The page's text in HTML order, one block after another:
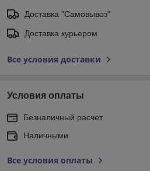
Доставка "Самовывоз"
Доставка курьером
Все условия доставки
Условия оплаты
Безналичный расчет
Наличными
Все условия оплаты